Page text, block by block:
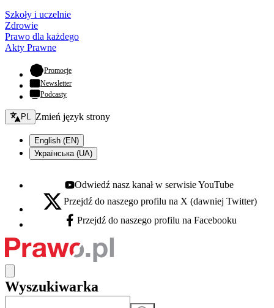
Szkoły i uczelnie
Zdrowie
Prawo dla każdego
Akty Prawne
Promocje- otwiera się w nowej karcie
Newsletter
Podcasty
Zmień język - bieżący:
PL Zmień język strony
English (EN)
Українська (UA)
Youtube - otwiera się w nowej karcie
Odwiedź nasz kanał w serwisie YouTube
X - otwiera się w nowej karcie
Przejdź do naszego profilu na X (dawniej Twitter)
Facebook - otwiera się w nowej karcie
Przejdź do naszego profilu na Facebooku
Wyszukiwarka